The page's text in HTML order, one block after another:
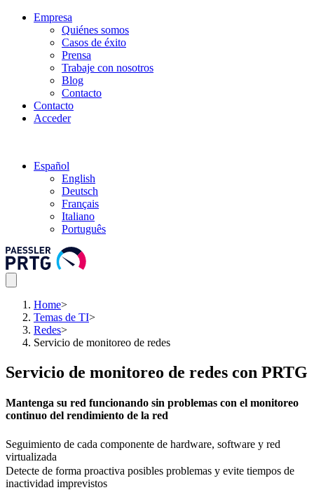
Empresa
Quiénes somos
Casos de éxito
Prensa
Trabaje con nosotros
Blog
Contacto
Contacto
Acceder
Español
English
Deutsch
Français
Italiano
Português
Home>
Temas de TI>
Redes>
Servicio de monitoreo de redes
Servicio de monitoreo de redes con PRTG
Mantenga su red funcionando sin problemas con el monitoreo
continuo del rendimiento de la red
Seguimiento de cada componente de hardware, software y red
virtualizada
Detecte de forma proactiva posibles problemas y evite tiempos de
inactividad imprevistos